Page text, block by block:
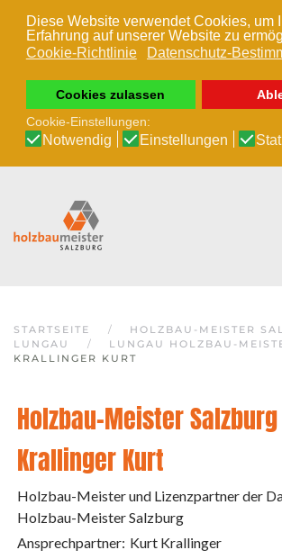
Diese Website verwendet Cookies, um
Erfahrung auf unserer Website zu
Cookie-Richtlinie
Datenschutz-
Cookies zulassen
Cookie-Einstellungen:
Notwendig Einstellungen
Zum Hauptinhalt springen
STARTSEITE
HOLZBAU-MEISTER
LUNGAU
LUNGAU HOLZBAU-
KRALLINGER KURT
Holzbau-Meister Salzburg
Krallinger Kurt
Holzbau-Meister und Lizenzpartner der
Holzbau-Meister Salzburg
Ansprechpartner: Kurt Krallinger